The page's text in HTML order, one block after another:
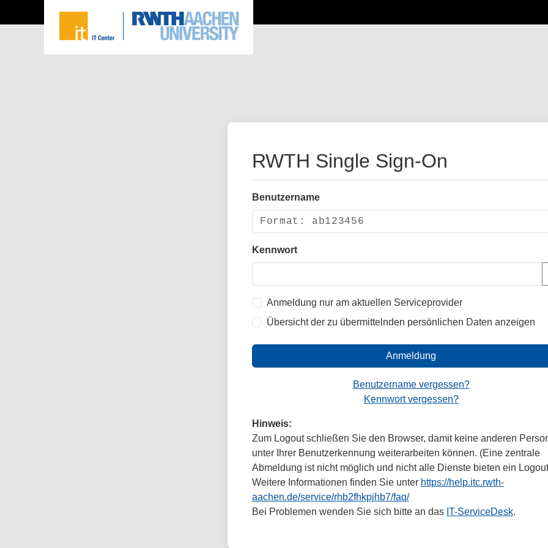
RWTH Single Sign-On
Benutzername
Kennwort
Anmeldung nur am aktuellen Serviceprovider
Übersicht der zu übermittelnden persönlichen Daten anzeigen
Anmeldung
Benutzername vergessen?
Kennwort vergessen?
Hinweis:
Zum Logout schließen Sie den Browser, damit keine anderen
unter Ihrer Benutzerkennung weiterarbeiten können. (Eine zentrale
Abmeldung ist nicht möglich und nicht alle Dienste bieten ein
Weitere Informationen finden Sie unter https://help.itc.rwth-
aachen.de/service/rhb2fhkpjhb7/faq/
Bei Problemen wenden Sie sich bitte an das IT-ServiceDesk.